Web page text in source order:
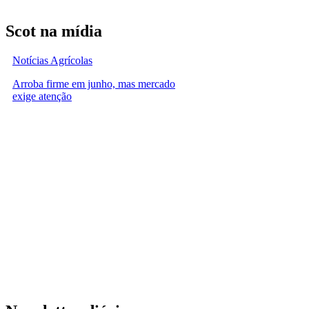
Scot na mídia
Notícias Agrícolas
Arroba firme em junho, mas mercado
exige atenção